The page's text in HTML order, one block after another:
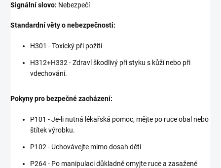
Signální slovo: Nebezpečí
Standardní věty o nebezpečnosti:
H301 - Toxický při požití
H312+H332 - Zdraví škodlivý při styku s kůží nebo při
vdechování.
Pokyny pro bezpečné zacházení:
P101 - Je-li nutná lékařská pomoc, mějte po ruce obal nebo
štítek výrobku.
P102 - Uchovávejte mimo dosah dětí
P264 - Po manipulaci důkladně omyjte ruce a zasažené